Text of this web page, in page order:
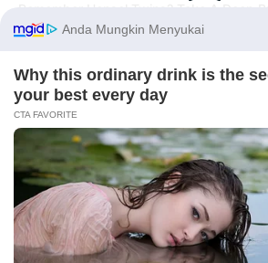
Tampil Lebih Modern, 7 Potret
Hasil Renovasi Rumah Berusia
90 Tahun
See Them Now
Before You Go